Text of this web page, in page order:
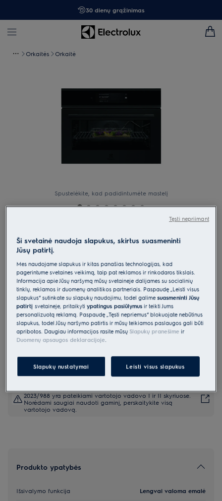
30 dienų grąžinimas
Orkaitės Orkaitė
Spustelėkite, kad padidintumėte mastelį
Kompaktinė orkaitė 900 serija
ProAssist CombiQuick su maisto
termometru
0 (0)
Pagrindiniai privalumai
900 serijos orkaitė „ProAssist CombiQuick®“ puikiems rezultatams per
trumpesnį laiką.
Grilinkite, skrudinkite ir kepkite greičiau konvekcinėje orkaitėje su
mikrobangomis.
„CookSmart Touch Pro“ pateikia aiškius ir išsamius gaminimo
nurodymus.
2023/988 yra pateikiami vartotojo vadovo I ir II skyriuose.
Norėdami saugiai naudoti gaminį, perskaitykite visą
vartotojo vadovą.
Produkto ypatybės
Išsivalymo funkcija Lengvai valoma emalė
Ši svetainė naudoja slapukus, skirtus suasmeninti
Jūsų patirtį.
Mes naudojame slapukus ir kitas panašias technologijas, kad
pagerintume svetainės veikimą, taip pat reklamos ir rinkodaros tikslais.
Informacija apie Jūsų naršymą mūsų svetainėje dalijamės su socialinių
tinklų, reklamos ir duomenų analitikos partneriais. Paspaudę „Leisti visus
slapukus“ sutinkate su slapukų naudojimu, todėl galimesuasmeninti Jūsų
patirtįsvetainėje, pritaikytiypatingus pasiūlymus ir teikti Jums
personalizuotą reklamą. Paspaudę „Tęsti nepriėmus“ blokuojate nebūtinus
slapukus, todėl Jūsų naršymo patirtis ir mūsų teikiamos paslaugos gali būti
apribotos. Daugiau informacijos rasite mūsų Slapukų pranešime ir
Duomenų apsaugos deklaracijoje.
Slapukų nustatymai Leisti visus slapukus
Tęsti nepriimant